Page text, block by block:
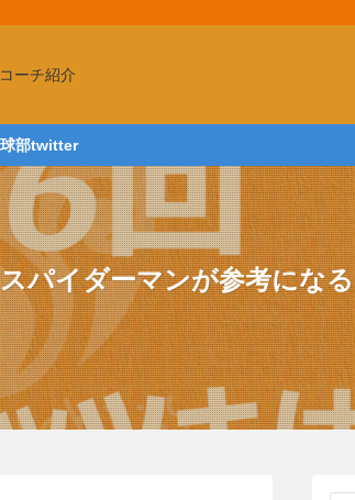
コーチ紹介
部twitter
パイダーマンが参考になる